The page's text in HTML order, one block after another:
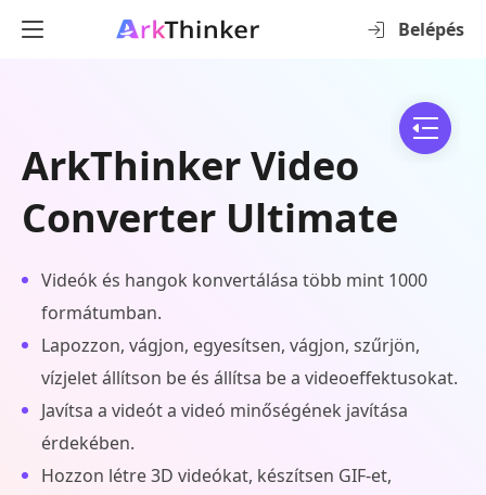
Belépés
ArkThinker Video
Converter Ultimate
Videók és hangok konvertálása több mint 1000
formátumban.
Lapozzon, vágjon, egyesítsen, vágjon, szűrjön,
vízjelet állítson be és állítsa be a videoeffektusokat.
Javítsa a videót a videó minőségének javítása
érdekében.
Hozzon létre 3D videókat, készítsen GIF-et,